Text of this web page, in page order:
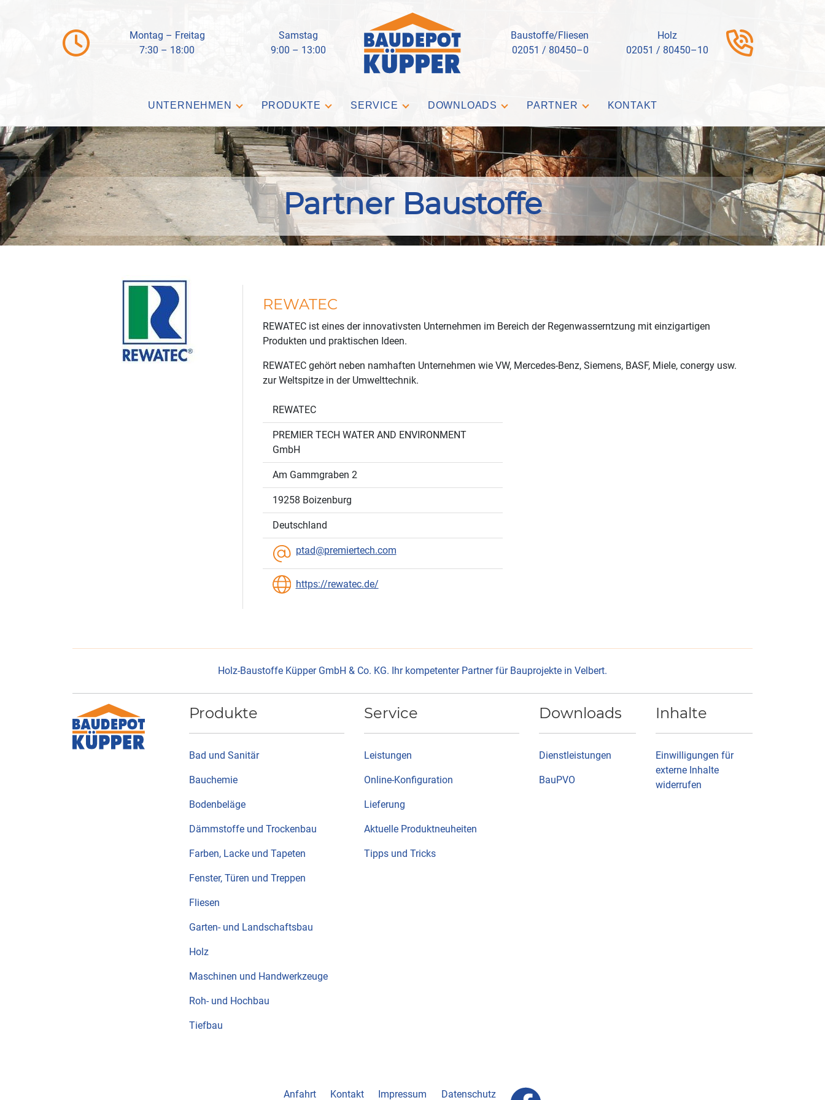
Montag – Freitag
Samstag
7:30 – 18:00
9:00 – 13:00
Baustoffe/Fliesen
Holz
02051 / 80450–0
02051 / 80450–10
UNTERNEHMEN PRODUKTE SERVICE DOWNLOADS PARTNER KONTAKT
Partner Baustoffe
REWATEC
REWATEC ist eines der innovativsten Unternehmen im Bereich der Regenwasserntzung mit einzigartigen
Produkten und praktischen Ideen.
REWATEC gehört neben namhaften Unternehmen wie VW, Mercedes-Benz, Siemens, BASF, Miele, conergy usw.
zur Weltspitze in der Umwelttechnik.
REWATEC
PREMIER TECH WATER AND ENVIRONMENT
GmbH
Am Gammgraben 2
19258 Boizenburg
Deutschland
ptad@premiertech.com
https://rewatec.de/
Holz-Baustoffe Küpper GmbH & Co. KG. Ihr kompetenter Partner für Bauprojekte in Velbert.
Produkte
Bad und Sanitär
Bauchemie
Bodenbeläge
Dämmstoffe und Trockenbau
Farben, Lacke und Tapeten
Fenster, Türen und Treppen
Fliesen
Garten- und Landschaftsbau
Holz
Maschinen und Handwerkzeuge
Roh- und Hochbau
Tiefbau
Service
Leistungen
Online-Konfiguration
Lieferung
Aktuelle Produktneuheiten
Tipps und Tricks
Downloads
Dienstleistungen
BauPVO
Inhalte
Einwilligungen für
externe Inhalte
widerrufen
Anfahrt Kontakt Impressum Datenschutz